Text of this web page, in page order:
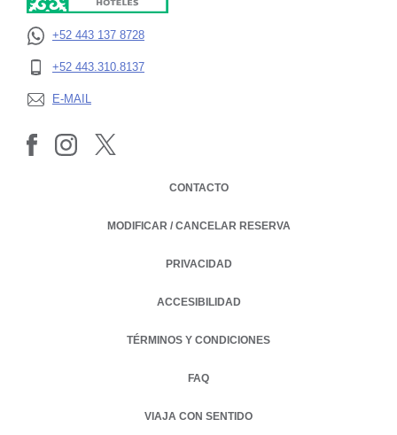
+52 443 137 8728
OPENS IN A NEW TAB.
+52 443.310.8137
OPENS IN A NEW TAB.
E-MAIL
OPENS IN A NEW TAB.
CONTACTO
MODIFICAR / CANCELAR RESERVA
PRIVACIDAD
OPENS IN A NEW TAB.
ACCESIBILIDAD
TÉRMINOS Y CONDICIONES
FAQ
VIAJA CON SENTIDO